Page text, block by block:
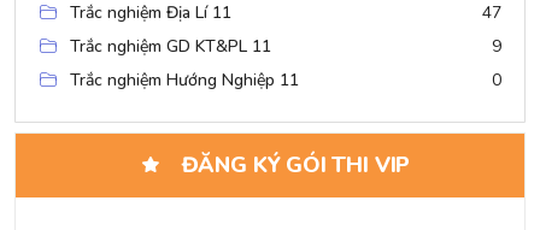
Trắc nghiệm Địa Lí 11
47
Trắc nghiệm GD KT&PL 11
9
Trắc nghiệm Hướng Nghiệp 11
0
ĐĂNG KÝ GÓI THI VIP